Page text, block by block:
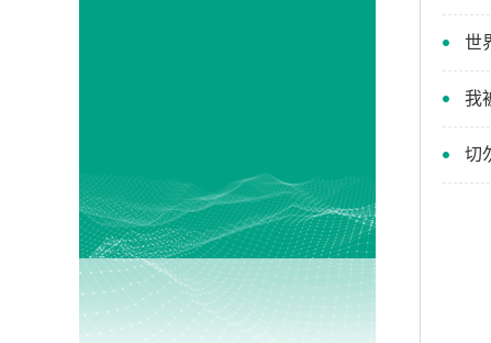
世
我
切